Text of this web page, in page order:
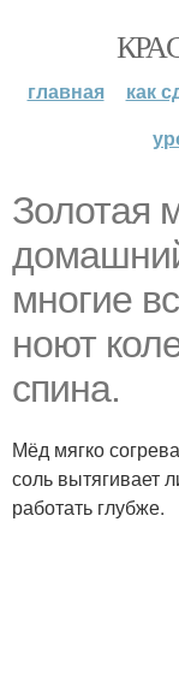
главная как
Золотая
многие
ноют
спина.
Мёд мягко
соль вытягивает
работать глубже.